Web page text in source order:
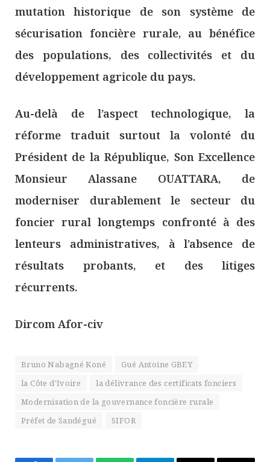
mutation historique de son système de
sécurisation foncière rurale, au bénéfice
des populations, des collectivités et du
développement agricole du pays.
Au-delà de l’aspect technologique, la
réforme traduit surtout la volonté du
Président de la République, Son Excellence
Monsieur Alassane OUATTARA, de
moderniser durablement le secteur du
foncier rural longtemps confronté à des
lenteurs administratives, à l’absence de
résultats probants, et des litiges
récurrents.
Dircom Afor-civ
Bruno Nabagné Koné
Gué Antoine GBEY
la Côte d'Ivoire
la délivrance des certificats fonciers
Modernisation de la gouvernance foncière rurale
Préfet de Sandégué
SIFOR